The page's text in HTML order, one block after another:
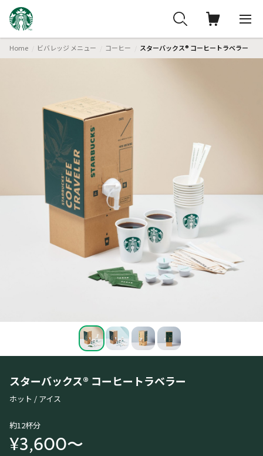
Home ビバレッジ メニュー コーヒー スターバックス® コーヒートラベラー
スターバックス® コーヒートラベラー
ホット / アイス
約12杯分
¥3,600〜